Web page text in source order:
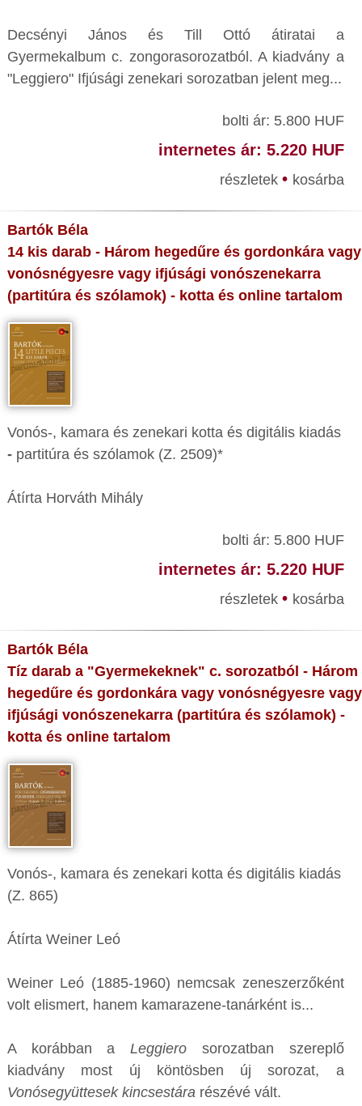
Decsényi János és Till Ottó átiratai a
Gyermekalbum c. zongorasorozatból. A kiadvány a
"Leggiero" Ifjúsági zenekari sorozatban jelent meg...
bolti ár: 5.800 HUF
internetes ár: 5.220 HUF
részletek • kosárba
Bartók Béla
14 kis darab - Három hegedűre és gordonkára vagy
vonósnégyesre vagy ifjúsági vonószenekarra
(partitúra és szólamok) - kotta és online tartalom
Vonós-, kamara és zenekari kotta és digitális kiadás
- partitúra és szólamok (Z. 2509)*
Átírta Horváth Mihály
bolti ár: 5.800 HUF
internetes ár: 5.220 HUF
részletek • kosárba
Bartók Béla
Tíz darab a "Gyermekeknek" c. sorozatból - Három
hegedűre és gordonkára vagy vonósnégyesre vagy
ifjúsági vonószenekarra (partitúra és szólamok) -
kotta és online tartalom
Vonós-, kamara és zenekari kotta és digitális kiadás
(Z. 865)
Átírta Weiner Leó
Weiner Leó (1885-1960) nemcsak zeneszerzőként
volt elismert, hanem kamarazene-tanárként is...
A korábban aLeggiero sorozatban szereplő
kiadvány most új köntösben új sorozat, a
Vonósegyüttesek kincsestára részévé vált.